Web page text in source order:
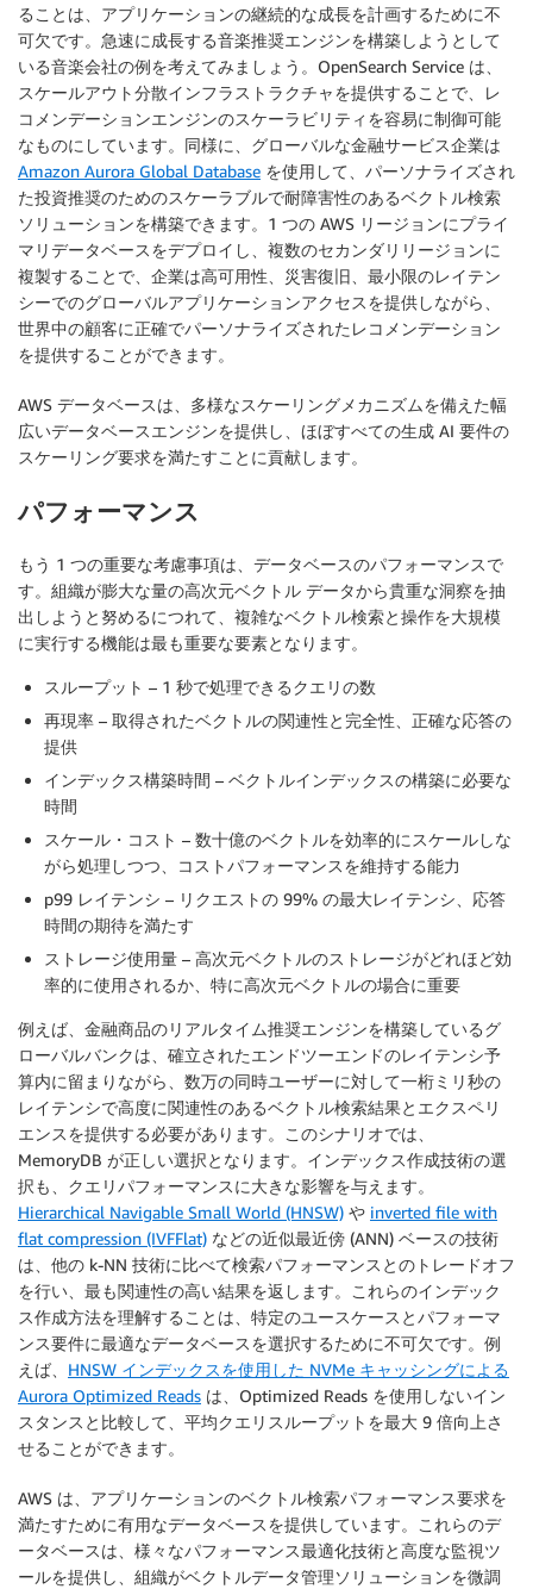
ることは、アプリケーションの継続的な成長を計画するために不
可欠です。急速に成長する音楽推奨エンジンを構築しようとして
いる音楽会社の例を考えてみましょう。OpenSearch Service は、
スケールアウト分散インフラストラクチャを提供することで、レ
コメンデーションエンジンのスケーラビリティを容易に制御可能
なものにしています。同様に、グローバルな金融サービス企業は
Amazon Aurora Global Database を使用して、パーソナライズされ
た投資推奨のためのスケーラブルで耐障害性のあるベクトル検索
ソリューションを構築できます。1 つの AWS リージョンにプライ
マリデータベースをデプロイし、複数のセカンダリリージョンに
複製することで、企業は高可用性、災害復旧、最小限のレイテン
シーでのグローバルアプリケーションアクセスを提供しながら、
世界中の顧客に正確でパーソナライズされたレコメンデーション
を提供することができます。
AWS データベースは、多様なスケーリングメカニズムを備えた幅
広いデータベースエンジンを提供し、ほぼすべての生成 AI 要件の
スケーリング要求を満たすことに貢献します。
パフォーマンス
もう 1 つの重要な考慮事項は、データベースのパフォーマンスで
す。組織が膨大な量の高次元ベクトル データから貴重な洞察を抽
出しようと努めるにつれて、複雑なベクトル検索と操作を大規模
に実行する機能は最も重要な要素となります。
スループット – 1 秒で処理できるクエリの数
再現率 – 取得されたベクトルの関連性と完全性、正確な応答の
提供
インデックス構築時間 – ベクトルインデックスの構築に必要な
時間
スケール・コスト – 数十億のベクトルを効率的にスケールしな
がら処理しつつ、コストパフォーマンスを維持する能力
p99 レイテンシ – リクエストの 99% の最大レイテンシ、応答
時間の期待を満たす
ストレージ使用量 – 高次元ベクトルのストレージがどれほど効
率的に使用されるか、特に高次元ベクトルの場合に重要
例えば、金融商品のリアルタイム推奨エンジンを構築しているグ
ローバルバンクは、確立されたエンドツーエンドのレイテンシ予
算内に留まりながら、数万の同時ユーザーに対して一桁ミリ秒の
レイテンシで高度に関連性のあるベクトル検索結果とエクスペリ
エンスを提供する必要があります。このシナリオでは、
MemoryDB が正しい選択となります。インデックス作成技術の選
択も、クエリパフォーマンスに大きな影響を与えます。
Hierarchical Navigable Small World (HNSW) や inverted file with
flat compression (IVFFlat) などの近似最近傍 (ANN) ベースの技術
は、他の k-NN 技術に比べて検索パフォーマンスとのトレードオフ
を行い、最も関連性の高い結果を返します。これらのインデック
ス作成方法を理解することは、特定のユースケースとパフォーマ
ンス要件に最適なデータベースを選択するために不可欠です。例
えば、 HNSW インデックスを使用した NVMe キャッシングによる
Aurora Optimized Reads は、Optimized Reads を使用しないイン
スタンスと比較して、平均クエリスループットを最大 9 倍向上さ
せることができます。
AWS は、アプリケーションのベクトル検索パフォーマンス要求を
満たすために有用なデータベースを提供しています。これらのデ
ータベースは、様々なパフォーマンス最適化技術と高度な監視ツ
ールを提供し、組織がベクトルデータ管理ソリューションを微調